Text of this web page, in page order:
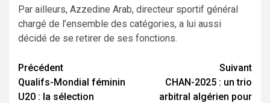
Par ailleurs, Azzedine Arab, directeur sportif général
chargé de l’ensemble des catégories, a lui aussi
décidé de se retirer de ses fonctions.
Navigation
d’article
Précédent
Qualifs-Mondial féminin
U20 : la sélection
Suivant
CHAN-2025 : un trio
arbitral algérien pour